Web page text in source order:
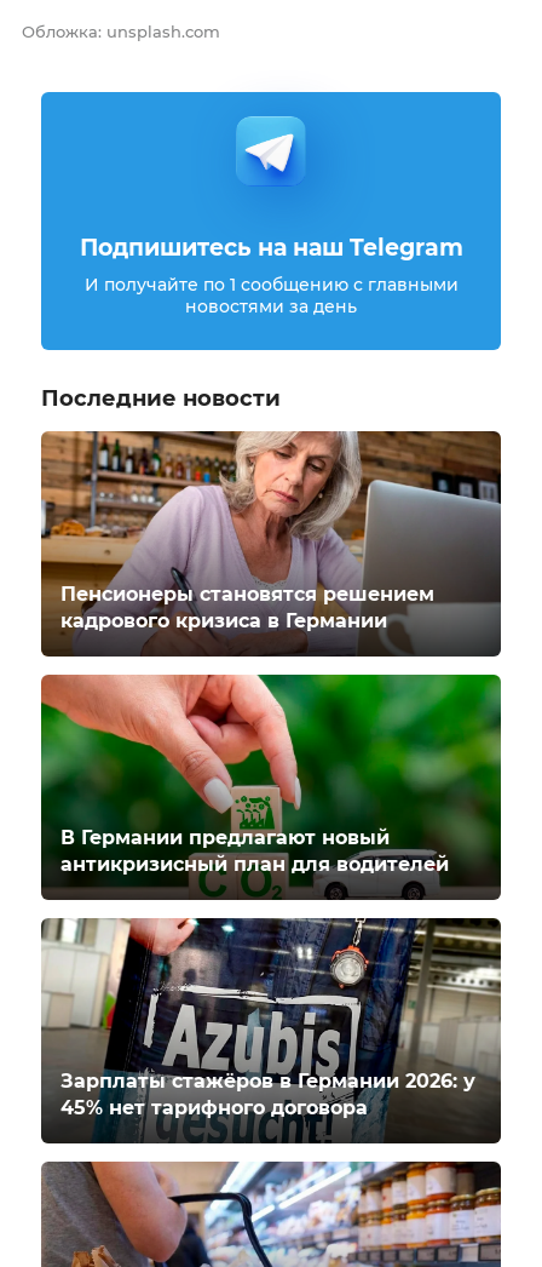
Обложка: unsplash.com
Подпишитесь на наш Telegram
И получайте по 1 сообщению с главными
новостями за день
Последние новости
Пенсионеры становятся решением
кадрового кризиса в Германии
В Германии предлагают новый
антикризисный план для водителей
Зарплаты стажёров в Германии 2026: у
45% нет тарифного договора